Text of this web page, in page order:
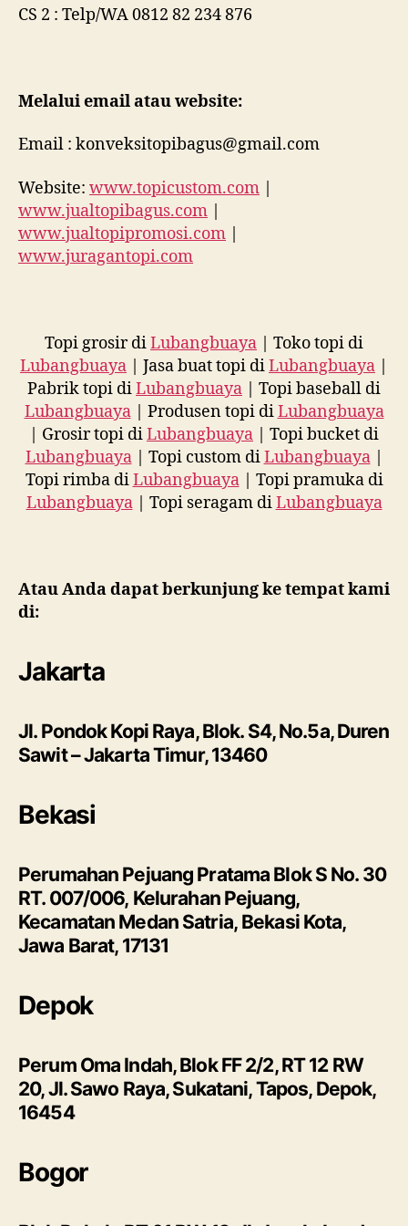
CS 2 : Telp/WA 0812 82 234 876
Melalui email atau website:
Email : konveksitopibagus@gmail.com
Website: www.topicustom.com |
www.jualtopibagus.com |
www.jualtopipromosi.com |
www.juragantopi.com
Topi grosir diLubangbuaya | Toko topi di
Lubangbuaya | Jasa buat topi diLubangbuaya |
Pabrik topi diLubangbuaya | Topi baseball di
Lubangbuaya| Produsen topi diLubangbuaya
| Grosir topi diLubangbuaya | Topi bucket di
Lubangbuaya| Topi custom diLubangbuaya|
Topi rimba diLubangbuaya| Topi pramuka di
Lubangbuaya| Topi seragam diLubangbuaya
Atau Anda dapat berkunjung ke tempat kami
di:
Jakarta
Jl. Pondok Kopi Raya, Blok. S4, No.5a, Duren
Sawit – Jakarta Timur, 13460
Bekasi
Perumahan Pejuang Pratama Blok S No. 30
RT. 007/006, Kelurahan Pejuang,
Kecamatan Medan Satria, Bekasi Kota,
Jawa Barat, 17131
Depok
Perum Oma Indah, Blok FF 2/2, RT 12 RW
20, Jl. Sawo Raya, Sukatani, Tapos, Depok,
16454
Bogor